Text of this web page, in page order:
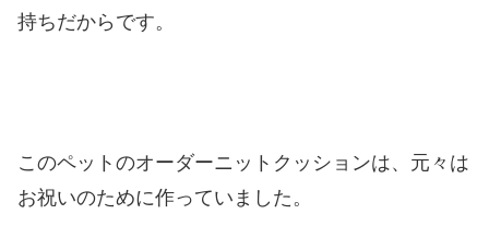
持ちだからです。
このペットのオーダーニットクッションは、元々は
お祝いのために作っていました。